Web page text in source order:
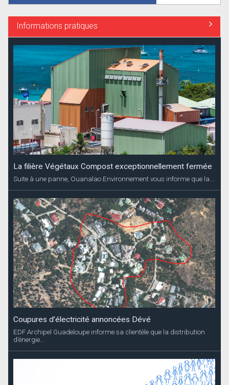
Informations pratiques
La filière Végétaux Compost exceptionnellement fermée
Suite à une panne, Ouanalao Environnement vous informe que la...
Coupures d’électricité annoncées Dévé
EDF Archipel Guadeloupe informe sa clientèle que la distribution
d’énergie...